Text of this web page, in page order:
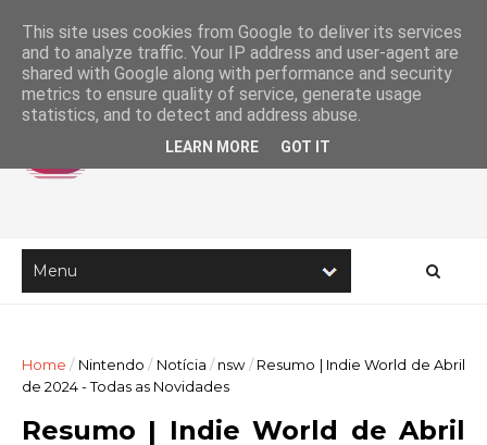
Home / Nintendo / Notícia / nsw / Resumo | Indie World de Abril
de 2024 - Todas as Novidades
Resumo | Indie World de Abril
This site uses cookies from Google to deliver its services
and to analyze traffic. Your IP address and user-agent are
shared with Google along with performance and security
metrics to ensure quality of service, generate usage
statistics, and to detect and address abuse.
LEARN MORE GOT IT